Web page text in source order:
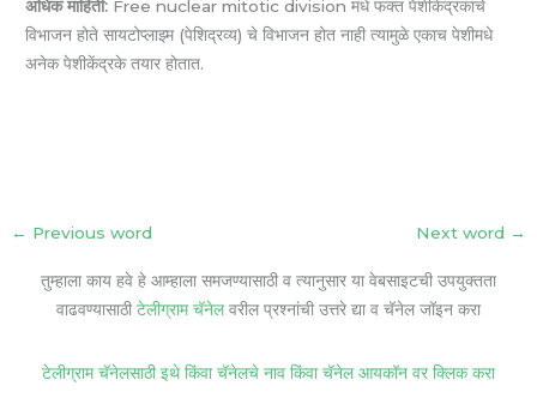
अधिक माहिती: Free nuclear mitotic division मधे फक्त पेशीकेंद्रकाचे
विभाजन होते सायटोप्लाझ्म (पेशिद्रव्य) चे विभाजन होत नाही त्यामुळे एकाच पेशीमधे
अनेक पेशीकेंद्रके तयार होतात.
← Previous word Next word →
तुम्हाला काय हवे हे आम्हाला समजण्यासाठी व त्यानुसार या वेबसाइटची उपयुक्तता
वाढवण्यासाठी टेलीग्राम चॅनेलवरील प्रश्नांची उत्तरे द्या व चॅनेल जॉइन करा
टेलीग्राम चॅनेलसाठी इथे किंवा चॅनेलचे नाव किंवा चॅनेल आयकॉन वर क्लिक करा